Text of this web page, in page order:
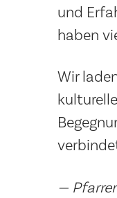
und
haben
Wir
—